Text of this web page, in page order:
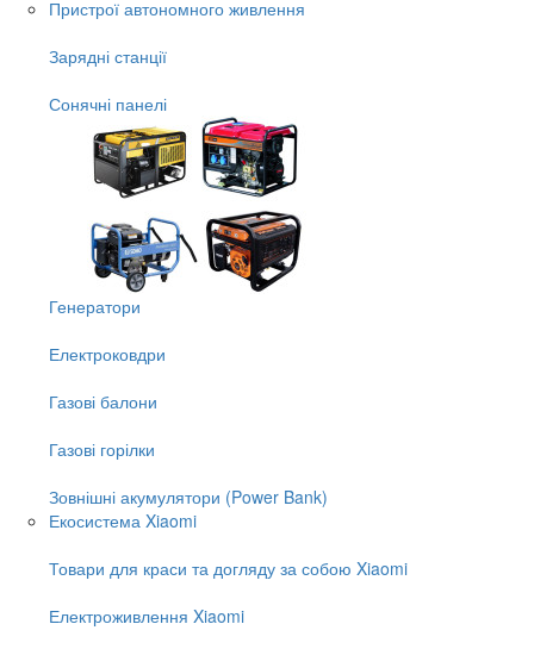
Пристрої автономного живлення
Зарядні станції
Сонячні панелі
Генератори
Електроковдри
Газові балони
Газові горілки
Зовнішні акумулятори (Power Bank)
Екосистема Xiaomi
Товари для краси та догляду за собою Xiaomi
Електроживлення Xiaomi